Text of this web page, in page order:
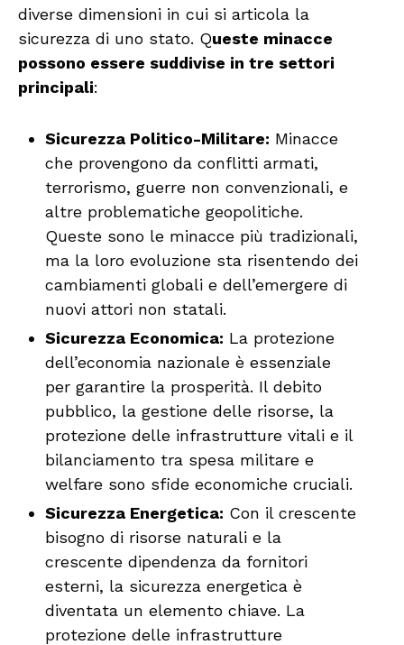
diverse dimensioni in cui si articola la
sicurezza di uno stato. Queste minacce
possono essere suddivise in tre settori
principali:
Sicurezza Politico-Militare: Minacce
che provengono da conflitti armati,
terrorismo, guerre non convenzionali, e
altre problematiche geopolitiche.
Queste sono le minacce più tradizionali,
ma la loro evoluzione sta risentendo dei
cambiamenti globali e dell’emergere di
nuovi attori non statali.
Sicurezza Economica: La protezione
dell’economia nazionale è essenziale
per garantire la prosperità. Il debito
pubblico, la gestione delle risorse, la
protezione delle infrastrutture vitali e il
bilanciamento tra spesa militare e
welfare sono sfide economiche cruciali.
Sicurezza Energetica: Con il crescente
bisogno di risorse naturali e la
crescente dipendenza da fornitori
esterni, la sicurezza energetica è
diventata un elemento chiave. La
protezione delle infrastrutture